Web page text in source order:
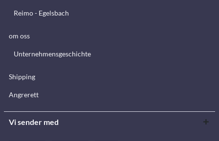
Reimo - Egelsbach
om oss
Unternehmensgeschichte
Shipping
Angrerett
Vi sender med